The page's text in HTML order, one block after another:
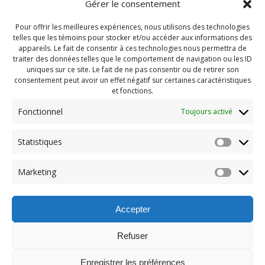
Gérer le consentement
Pour offrir les meilleures expériences, nous utilisons des technologies
telles que les témoins pour stocker et/ou accéder aux informations des
appareils. Le fait de consentir à ces technologies nous permettra de
traiter des données telles que le comportement de navigation ou les ID
uniques sur ce site. Le fait de ne pas consentir ou de retirer son
consentement peut avoir un effet négatif sur certaines caractéristiques
et fonctions.
Fonctionnel Toujours activé
Statistiques
Marketing
Accepter
Refuser
Enregistrer les préférences
Navigation
de
l'article
Previous:
post: